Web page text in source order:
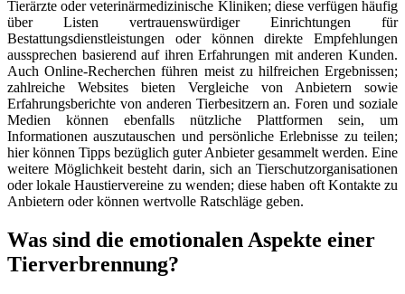
Tierärzte oder veterinärmedizinische Kliniken; diese verfügen häufig
über Listen vertrauenswürdiger Einrichtungen für
Bestattungsdienstleistungen oder können direkte Empfehlungen
aussprechen basierend auf ihren Erfahrungen mit anderen Kunden.
Auch Online-Recherchen führen meist zu hilfreichen Ergebnissen;
zahlreiche Websites bieten Vergleiche von Anbietern sowie
Erfahrungsberichte von anderen Tierbesitzern an. Foren und soziale
Medien können ebenfalls nützliche Plattformen sein, um
Informationen auszutauschen und persönliche Erlebnisse zu teilen;
hier können Tipps bezüglich guter Anbieter gesammelt werden. Eine
weitere Möglichkeit besteht darin, sich an Tierschutzorganisationen
oder lokale Haustiervereine zu wenden; diese haben oft Kontakte zu
Anbietern oder können wertvolle Ratschläge geben.
Was sind die emotionalen Aspekte einer
Tierverbrennung?